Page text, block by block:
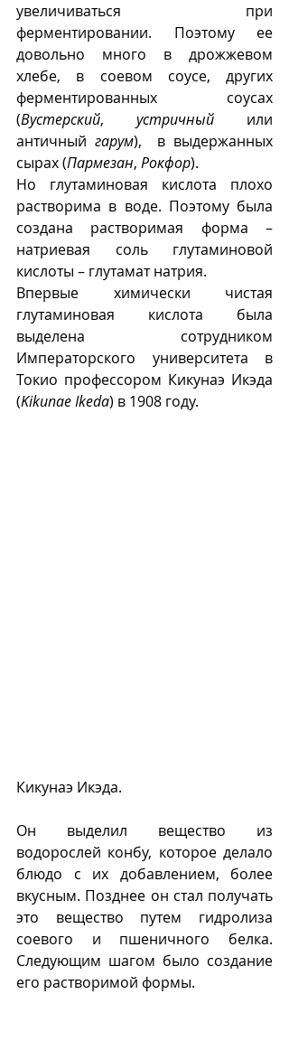
увеличиваться при
ферментировании. Поэтому ее
довольно много в дрожжевом
хлебе, в соевом соусе, других
ферментированных соусах
(Вустерский, устричный или
античный гарум),  в выдержанных
сырах (Пармезан, Рокфор).
Но глутаминовая кислота плохо
растворима в воде. Поэтому была
создана растворимая форма –
натриевая соль глутаминовой
кислоты – глутамат натрия.
Впервые химически чистая
глутаминовая кислота была
выделена сотрудником
Императорского университета в
Токио профессором Кикунаэ Икэда
(Kikunae Ikeda) в 1908 году.
Кикунаэ Икэда.
Он выделил вещество из
водорослей конбу, которое делало
блюдо с их добавлением, более
вкусным. Позднее он стал получать
это вещество путем гидролиза
соевого и пшеничного белка.
Следующим шагом было создание
его растворимой формы.